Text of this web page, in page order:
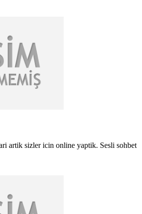
artik sizler icin online yaptik. Sesli sohbet